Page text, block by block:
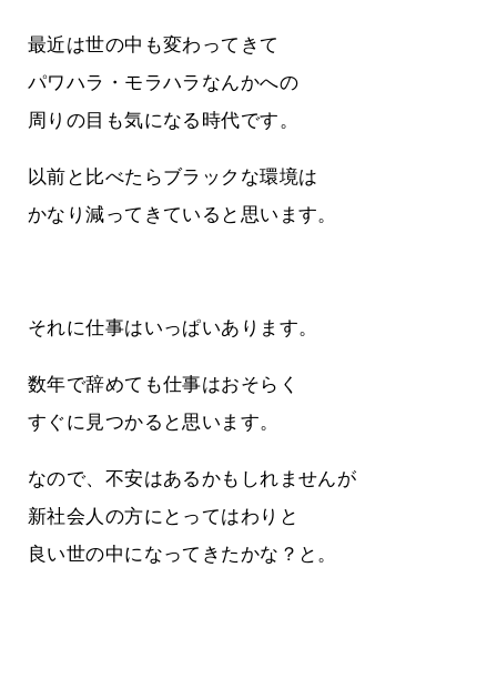
最近は世の中も変わってきて
パワハラ・モラハラなんかへの
周りの目も気になる時代です。
以前と比べたらブラックな環境は
かなり減ってきていると思います。
それに仕事はいっぱいあります。
数年で辞めても仕事はおそらく
すぐに見つかると思います。
なので、不安はあるかもしれませんが
新社会人の方にとってはわりと
良い世の中になってきたかな？と。